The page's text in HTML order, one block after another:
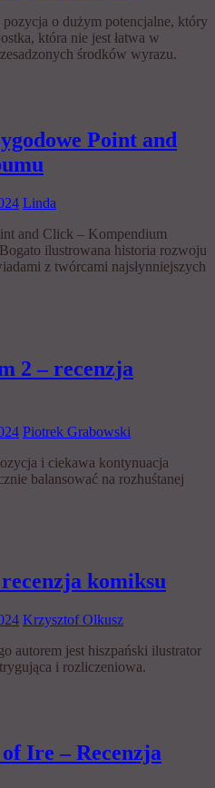
o dużym potencjalne, który
która nie jest łatwa w
środków wyrazu.
Point and
Linda
and Click – Kompendium
ilustrowana historia rozwoju
z twórcami najsłynniejszych
2 – recenzja
Piotrek Grabowski
i ciekawa kontynuacja
balansować na rozhuśtanej
komiksu
Krzysztof Olkusz
autorem jest hiszpański ilustrator
i rozliczeniowa.
Ire – Recenzja